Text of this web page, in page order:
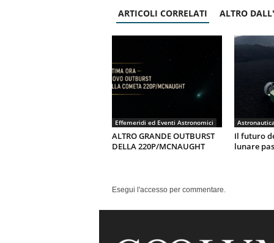
ARTICOLI CORRELATI ALTRO
Effemeridi ed Eventi Astronomici
ALTRO GRANDE OUTBURST
DELLA 220P/MCNAUGHT
Il futuro
lunare
Esegui l'accesso per commentare.